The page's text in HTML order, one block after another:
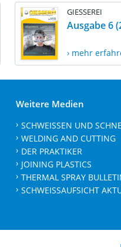
GIESSEREI
Ausgabe 6
› mehr
Weitere Medien
SCHWEISSEN UND
WELDING AND CUTTING
DER PRAKTIKER
JOINING PLASTICS
THERMAL SPRAY
SCHWEISSAUFSICHT